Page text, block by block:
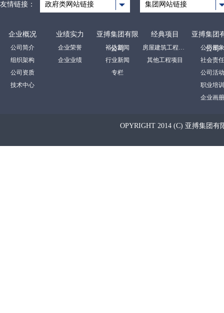
友情链接： 政府类网站链接 集团网站链接
企业概况
公司简介
组织架构
公司资质
技术中心
业绩实力
企业荣誉
企业业绩
亚搏集团有限
公司
裕达新闻
行业新闻
专栏
经典项目
房屋建筑工程项目
其他工程项目
亚搏集团
公司
公司形象
社会责任
公司活动
职业培训
企业画册
OPYRIGHT 2014 (C) 亚搏集团有